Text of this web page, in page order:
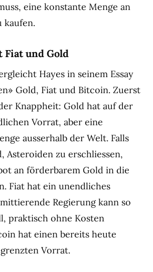
eine konstante Menge an
kaufen.
Fiat und Gold
Hayes in seinem Essay
Gold, Fiat und Bitcoin. Zuerst
Knappheit: Gold hat auf der
Vorrat, aber eine
ausserhalb der Welt. Falls
Asteroiden zu erschliessen,
an förderbarem Gold in die
Fiat hat ein unendliches
Regierung kann so
praktisch ohne Kosten
hat einen bereits heute
Vorrat.